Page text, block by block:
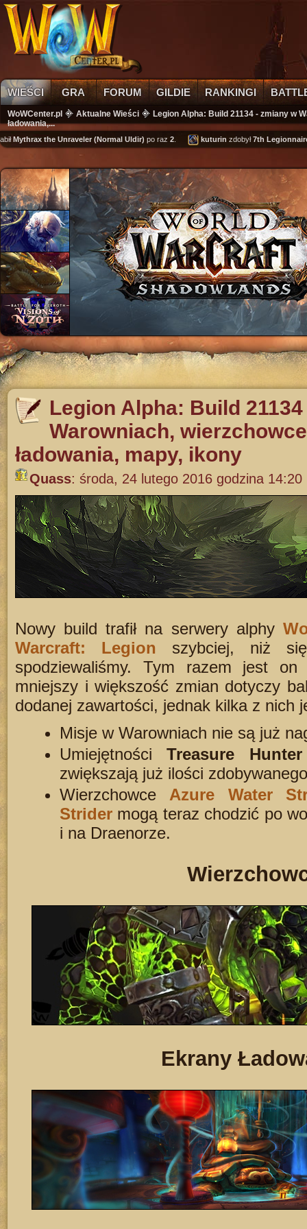
WIEŚCI GRA FORUM GILDIE RANKINGI
WoWCenter.pl Aktualne Wieści
Legion Alpha: Build 21134 - zmiany w
ładowania,...
Mythrax the Unraveler (Normal Uldir)po raz 2. kuturinzdobył7th Legionnaire's
Legion Alpha: Build
Warowniach,
ładowania, mapy, ikony
Quass: środa, 24 lutego 2016 godzina 14:20
Nowy build trafił na serwery alphy
Warcraft: Legion szybciej, niż
spodziewaliśmy. Tym razem jest on
mniejszy i większość zmian dotyczy
dodanej zawartości, jednak kilka z nich
Misje w Warowniach nie są już
UmiejętnościTreasure Hunter
zwiększają już ilości
Wierzchowce Azure Water
Strider mogą teraz chodzić po
i na Draenorze.
Ekrany